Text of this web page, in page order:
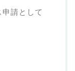
請として